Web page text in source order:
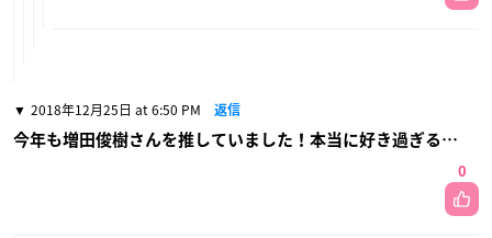
2018年12月25日 at 6:50 PM 返信
今年も増田俊樹さんを推していました！本当に好き過ぎる…
0